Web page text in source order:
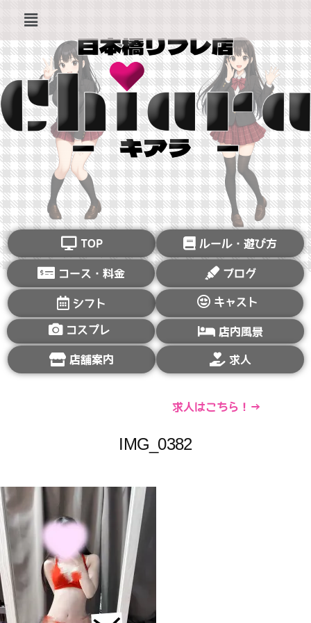
TOP ルール・遊び方
コース・料金 ブログ
シフト キャスト
コスプレ 店内風景
店舗案内 求人
求人はこちら！→
IMG_0382